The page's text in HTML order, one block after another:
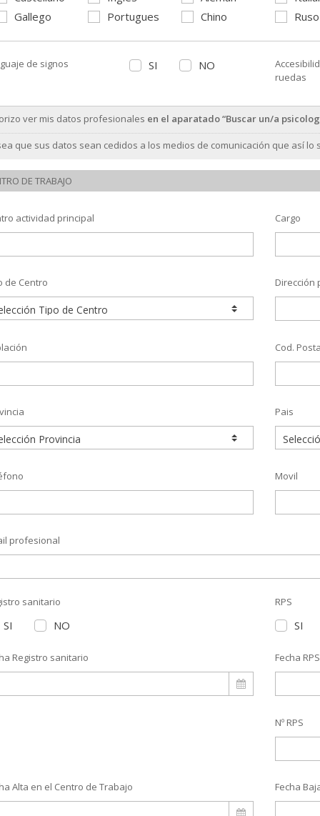
Gallego
Portugues Chino Ruso
de signos SI NO
ruedas
ver mis datos profesionales en el aparatado “Buscar un/a
que sus datos sean cedidos a los medios de comunicación que así lo
DE TRABAJO
actividad principal Cargo
de Centro Dirección
Cod.
Pais
Movil
profesional
sanitario
SI NO
RPS
SI
Registro sanitario Fecha RPS
Nº RPS
Alta en el Centro de Trabajo Fecha